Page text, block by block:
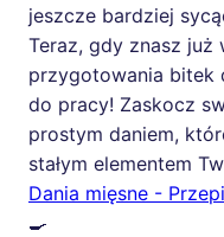
jeszcze bardziej
Teraz, gdy znasz już
przygotowania bitek
do pracy! Zaskocz
prostym daniem,
stałym elementem
Dania mięsne -
🍳